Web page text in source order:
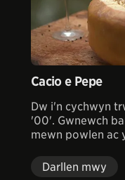
Cacio e Pepe
Dw i'n cychwyn
'00'. Gwnewch
mewn powlen ac
Darllen mwy